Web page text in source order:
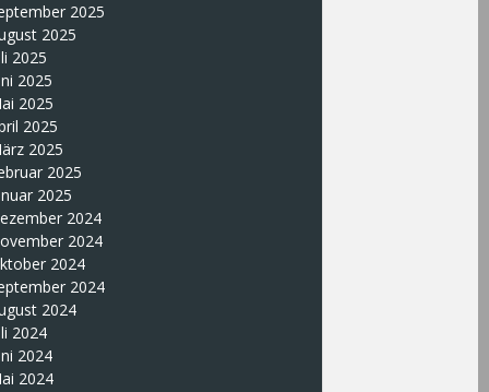
2025
2025
2025
2025
2025
2025
2025
2025
2025
2024
2024
2024
2024
2024
2024
2024
2024